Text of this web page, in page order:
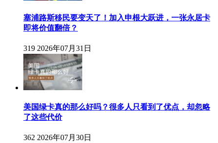
塞浦路斯移民要变天了！加入申根大跃进，一张永居卡
即将价值翻倍？
319 2026年07月31日
美国绿卡真的那么好吗？很多人只看到了优点，却忽略
了这些代价
362 2026年07月30日